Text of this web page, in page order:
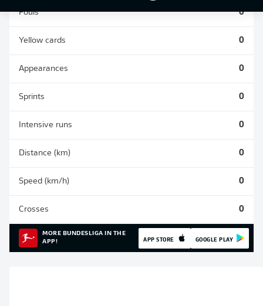
Fouls 0
Yellow cards 0
Appearances 0
Sprints 0
Intensive runs 0
Distance (km) 0
Speed (km/h) 0
Crosses 0
MORE BUNDESLIGA IN THE
APP!
APP STORE GOOGLE PLAY